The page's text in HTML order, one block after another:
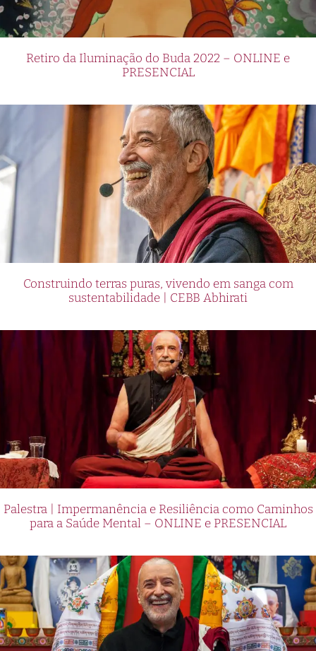
Retiro da Iluminação do Buda 2022 – ONLINE e
PRESENCIAL
Construindo terras puras, vivendo em sanga com
sustentabilidade | CEBB Abhirati
Palestra | Impermanência e Resiliência como Caminhos
para a Saúde Mental – ONLINE e PRESENCIAL